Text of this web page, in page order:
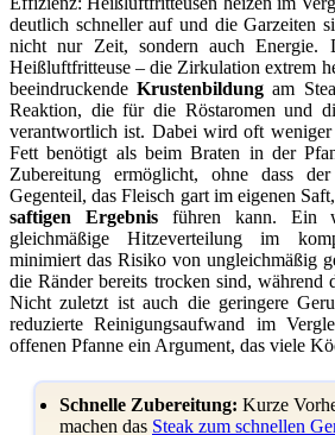
deutlich schneller auf und die Garzeiten
nicht nur Zeit, sondern auch Energie.
Heißluftfritteuse – die Zirkulation extrem
beeindruckendeKrustenbildung am
Reaktion, die für die Röstaromen und
verantwortlich ist. Dabei wird oft weniger
Fett benötigt als beim Braten in der
Zubereitung ermöglicht, ohne dass
Gegenteil, das Fleisch gart im eigenen
saftigen Ergebnisführen kann. Ein
gleichmäßige Hitzeverteilung im
minimiert das Risiko von ungleichmäßig
die Ränder bereits trocken sind,
Nicht zuletzt ist auch die geringere
reduzierte Reinigungsaufwand im
offenen Pfanne ein Argument, das viele
Schnelle Zubereitung: Kurze
machen das Steak zum schnellen